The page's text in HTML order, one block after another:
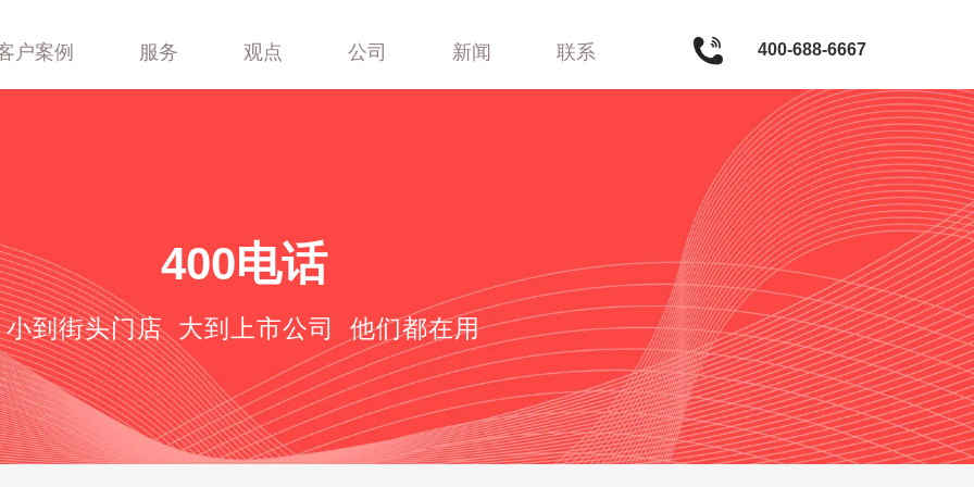
户案例 服务 观点 公司 新闻 联系 400-688-6667
400电话
小到街头门店 大到上市公司 他们都在用